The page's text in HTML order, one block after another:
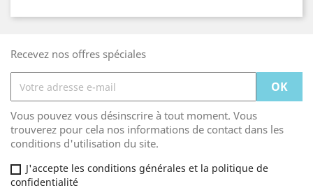
Recevez nos offres spéciales
Vous pouvez vous désinscrire à tout moment. Vous
trouverez pour cela nos informations de contact dans les
conditions d'utilisation du site.
J'accepte les conditions générales et la politique de
confidentialité